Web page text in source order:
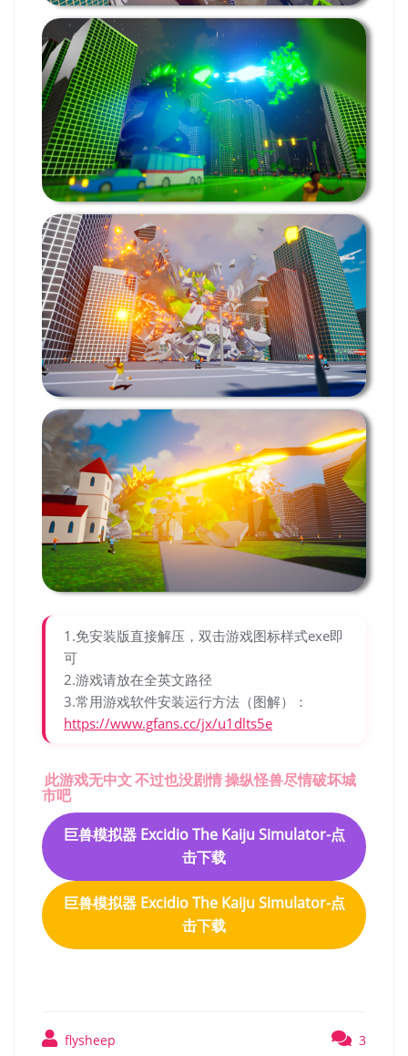
1.免安装版直接解压，双击游戏图标样式exe即
可
2.游戏请放在全英文路径
3.常用游戏软件安装运行方法（图解）：
https://www.gfans.cc/jx/u1dlts5e
此游戏无中文 不过也没剧情 操纵怪兽尽情破坏城
市吧
巨兽模拟器 Excidio The Kaiju Simulator-点
击下载
巨兽模拟器 Excidio The Kaiju Simulator-点
击下载
flysheep 3